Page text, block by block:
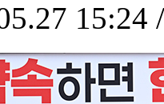
15:24